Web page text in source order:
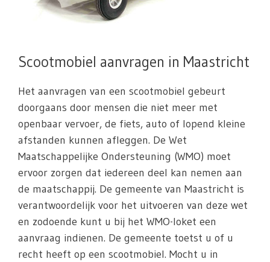
Scootmobiel aanvragen in Maastricht
Het aanvragen van een scootmobiel gebeurt
doorgaans door mensen die niet meer met
openbaar vervoer, de fiets, auto of lopend kleine
afstanden kunnen afleggen. De Wet
Maatschappelijke Ondersteuning (WMO) moet
ervoor zorgen dat iedereen deel kan nemen aan
de maatschappij. De gemeente van Maastricht is
verantwoordelijk voor het uitvoeren van deze wet
en zodoende kunt u bij het WMO-loket een
aanvraag indienen. De gemeente toetst u of u
recht heeft op een scootmobiel. Mocht u in